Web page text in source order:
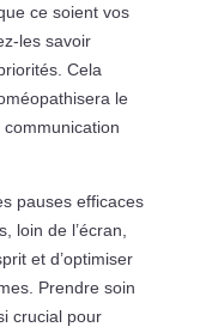
ce soient vos
les savoir
Cela
le
communication
pauses efficaces
loin de l’écran,
et d’optimiser
Prendre soin
crucial pour